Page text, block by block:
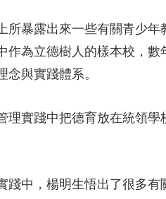
所暴露出來一些有關青少
作為立德樹人的樣本校，
念與實踐體系。
理實踐中把德育放在統領
踐中，楊明生悟出了很多